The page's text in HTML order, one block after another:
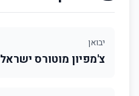
יבואן
צ'מפיון מוטורס ישראל